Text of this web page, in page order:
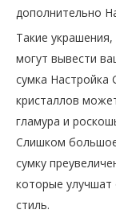
дополнительно
Такие
могут вывести
сумка Настройка
кристаллов
гламура и
Слишком
сумку
которые
стиль.